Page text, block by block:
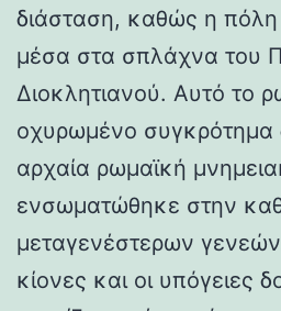
διάσταση, καθώς η
μέσα στα σπλάχνα του
Διοκλητιανού. Αυτό το
οχυρωμένο συγκρότημα
αρχαία ρωμαϊκή
ενσωματώθηκε στην
μεταγενέστερων
κίονες και οι υπόγειες